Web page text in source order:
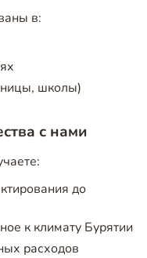
в:
школы)
с нами
до
к климату Бурятии
расходов